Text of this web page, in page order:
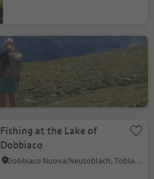
Natascha Cosso Kristler
Fishing at the Lake of
Dobbiaco
Dobbiaco Nuova/Neutoblach, Toblach/Dobbiaco, Dolomites Region 3 Zinnen